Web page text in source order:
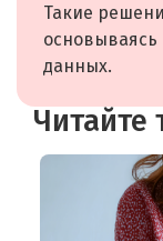
Такие
данных.
Читайте